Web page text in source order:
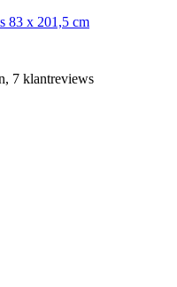
83 x 201,5 cm
7 klantreviews